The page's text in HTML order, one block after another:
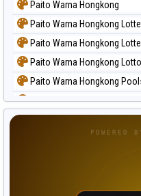
Paito Warna Hongkong
Paito Warna Hongkong
Paito Warna Hongkong
Paito Warna Hongkong Lotto
Paito Warna Hongkong
Paito Warna Japan
POWERED